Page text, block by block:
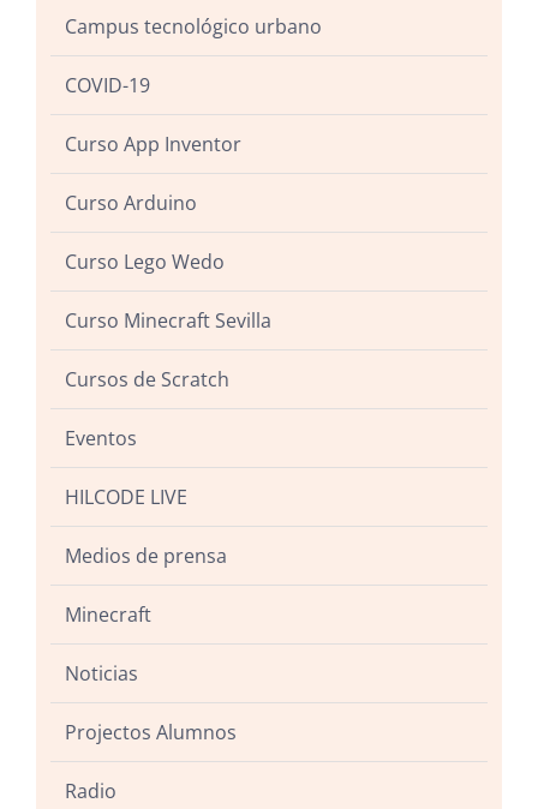
Campus tecnológico urbano
COVID-19
Curso App Inventor
Curso Arduino
Curso Lego Wedo
Curso Minecraft Sevilla
Cursos de Scratch
Eventos
HILCODE LIVE
Medios de prensa
Minecraft
Noticias
Projectos Alumnos
Radio